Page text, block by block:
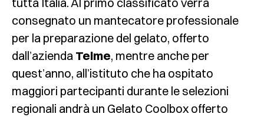
consegnato un mantecatore professionale
per la preparazione del gelato, offerto
dall’azienda Telme, mentre anche per
quest’anno, all’istituto che ha ospitato
maggiori partecipanti durante le selezioni
regionali andrà un Gelato Coolbox offerto